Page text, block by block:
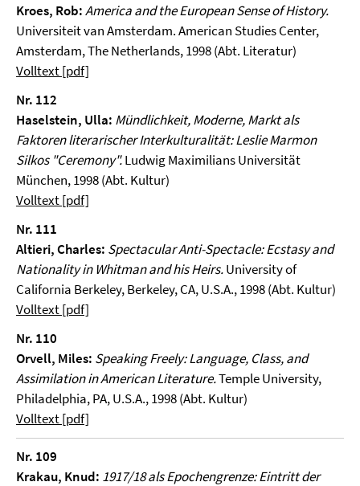
Kroes, Rob:Americaand the European Sense of History.
Universiteit van Amsterdam. American Studies Center,
Amsterdam, The Netherlands, 1998 (Abt. Literatur)
Volltext [pdf]
Nr. 112
Haselstein, Ulla: Mündlichkeit, Moderne, Markt als
Faktoren literarischer Interkulturalität: Leslie Marmon
Silkos "Ceremony".Ludwig Maximilians Universität
München, 1998 (Abt. Kultur)
Volltext [pdf]
Nr. 111
Altieri, Charles: Spectacular Anti-Spectacle: Ecstasy and
Nationality in Whitman and his Heirs.University of
California Berkeley, Berkeley, CA, U.S.A., 1998 (Abt. Kultur)
Volltext [pdf]
Nr. 110
Orvell, Miles: Speaking Freely: Language, Class, and
Assimilation in American Literature.Temple University,
Philadelphia, PA, U.S.A., 1998 (Abt. Kultur)
Volltext [pdf]
Nr. 109
Krakau, Knud: 1917/18 als Epochengrenze: Eintritt der